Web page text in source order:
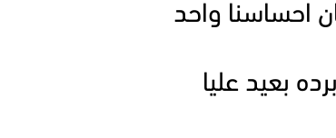
احساسنا واحد
بعيد عليا